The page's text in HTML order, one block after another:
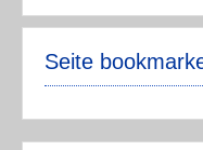
Seite